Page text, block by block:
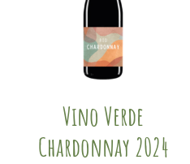
Vino Verde
Chardonnay 2024